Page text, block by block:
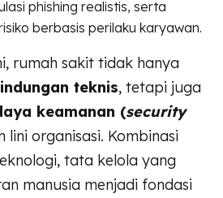
phishing realistis, serta
berbasis perilaku karyawan.
rumah sakit tidak hanya
teknis, tetapi juga
keamanan (security
lini organisasi. Kombinasi
tata kelola yang
manusia menjadi fondasi